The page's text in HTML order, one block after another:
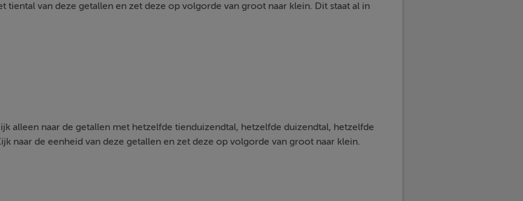
tiental van deze getallen en zet deze op volgorde van groot naar klein. Dit staat al in
alleen naar de getallen met hetzelfde tienduizendtal, hetzelfde duizendtal, hetzelfde
naar de eenheid van deze getallen en zet deze op volgorde van groot naar klein.